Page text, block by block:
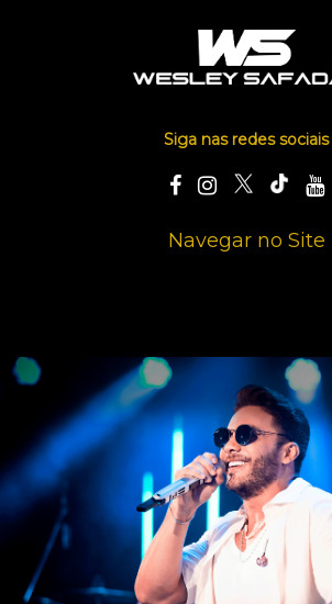
Siga nas redes sociais
Navegar no Site